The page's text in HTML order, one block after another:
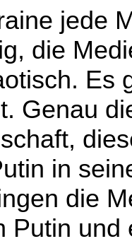
jede
die
Es
Genau
in
die
Putin